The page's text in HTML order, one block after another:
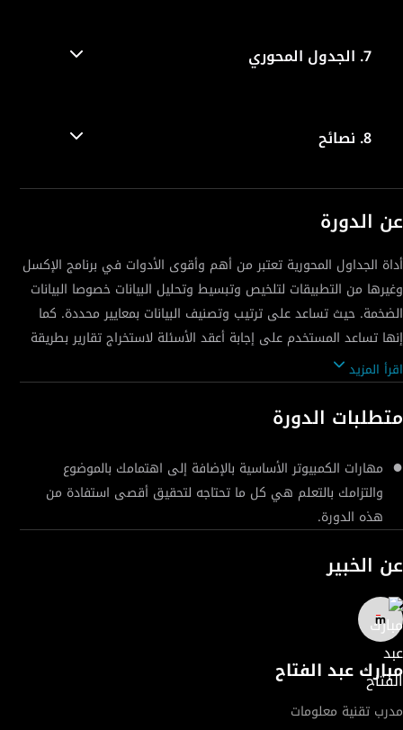
7. الجدول المحوري
8. نصائح
عن الدورة
أداة الجداول المحورية تعتبر من أهم وأقوى الأدوات في برنامج الإكسل
وغيرها من التطبيقات لتلخيص وتبسيط وتحليل البيانات خصوصا البيانات
الضخمة. حيث تساعد على ترتيب وتصنيف البيانات بمعايير محددة. كما
إنها تساعد المستخدم على إجابة أعقد الأسئلة لاستخراج تقارير بطريقة
عرض معينة أو الاستعلام عن بيانات في قاعدة البيانات؛ فميزة هذه
الأداة تكمن في عرض نتائج دقيقة وبجودة عالية بكل سهولة ويسر
وبدون كتابة معادلات أو نصوص. ويجب على مستخدمي الإكسل
ومحللي البيانات ومتخذي القرار احتراف هذه الأداة لما فيها من
إمكانيات وقدرات على إعطاء نتائج مبهرة للغاية. إتقانك لمهارات
الجداول المحورية وماسناخذه في هذه الدورة يجعلك توفر كمية كبيرة
من الوقت والجهد وإعطاء تقارير ونتائج دقيقة.
اقرأ المزيد
متطلبات الدورة
مهارات الكمبيوتر الأساسية بالإضافة إلى اهتمامك بالموضوع
والتزامك بالتعلم هي كل ما تحتاجه لتحقيق أقصى استفادة من
هذه الدورة.
عن الخبير
مبارك عبد الفتاح
مدرب تقنية معلومات